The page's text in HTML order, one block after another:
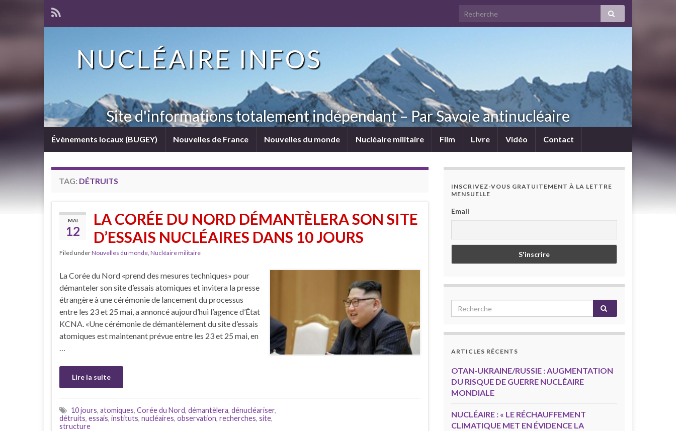
NUCLÉAIRE INFOS
Site d'informations totalement indépendant – Par Savoie antinucléaire
Évènements locaux (BUGEY) Nouvelles de France Nouvelles du monde Nucléaire militaire Film Livre Vidéo Contact
TAG: DÉTRUITS
MAI
12
LA CORÉE DU NORD DÉMANTÈLERA SON SITE
D’ESSAIS NUCLÉAIRES DANS 10 JOURS
Filed underNouvelles du monde, Nucléaire militaire
La Corée du Nord «prend des mesures techniques» pour
démanteler son site d’essais atomiques et invitera la presse
étrangère à une cérémonie de lancement du processus
entre les 23 et 25 mai, a annoncé aujourd’hui l’agence d’État
KCNA. «Une cérémonie de démantèlement du site d’essais
atomiques est maintenant prévue entre les 23 et 25 mai, en
…
Lire la suite
10 jours, atomiques, Corée du Nord, démantèlera, dénucléariser,
détruits, essais, instituts, nucléaires, observation, recherches, site,
structure
INSCRIVEZ-VOUS GRATUITEMENT À LA LETTRE
MENSUELLE
Email
ARTICLES RÉCENTS
OTAN-UKRAINE/RUSSIE : AUGMENTATION
DU RISQUE DE GUERRE NUCLÉAIRE
MONDIALE
NUCLÉAIRE : « LE RÉCHAUFFEMENT
CLIMATIQUE MET EN ÉVIDENCE LA